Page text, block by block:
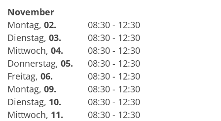
November
Montag, 02.
08:30 - 12:30
Dienstag, 03.
08:30 - 12:30
Mittwoch, 04.
08:30 - 12:30
Donnerstag, 05.
08:30 - 12:30
Freitag, 06.
08:30 - 12:30
Montag, 09.
08:30 - 12:30
Dienstag, 10.
08:30 - 12:30
Mittwoch, 11. 08:30 - 12:30